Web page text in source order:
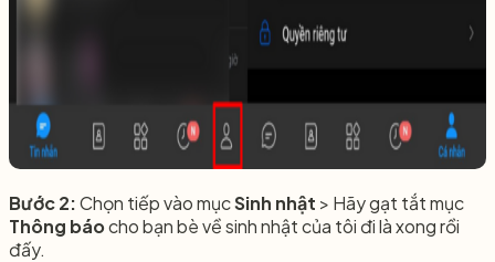
Bước 2:Chọn tiếp vào mụcSinh nhật > Hãy gạt tắt mục
Thông báocho bạn bè về sinh nhật của tôi đi là xong rồi
đấy.